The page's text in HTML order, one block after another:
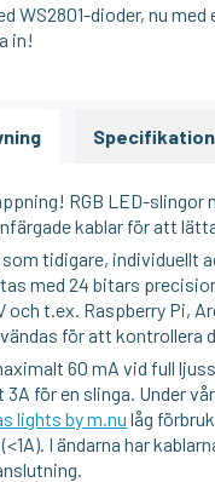
WS2801-dioder, nu med
in!
RGB LED-slingor
kablar för att
tidigare, individuellt
med 24 bitars
och t.ex. Raspberry Pi,
för att kontrollera
60 mA vid full
för en slinga. Under
lights by m.nu låg
I ändarna har